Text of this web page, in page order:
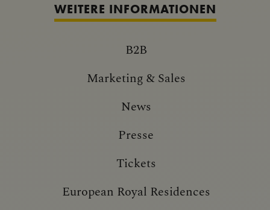
WEITERE INFORMATIONEN
B2B
Marketing & Sales
News
Presse
Tickets
European Royal Residences